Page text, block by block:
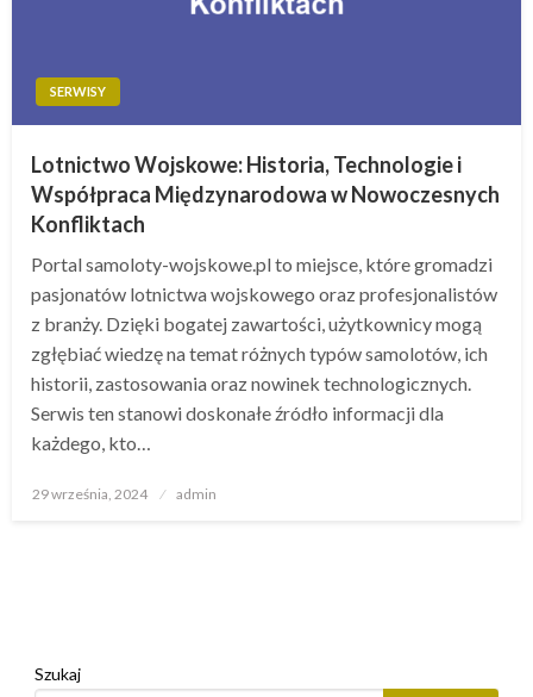
SERWISY
Lotnictwo Wojskowe: Historia, Technologie i
Współpraca Międzynarodowa w Nowoczesnych
Konfliktach
Portal samoloty-wojskowe.pl to miejsce, które gromadzi
pasjonatów lotnictwa wojskowego oraz profesjonalistów
z branży. Dzięki bogatej zawartości, użytkownicy mogą
zgłębiać wiedzę na temat różnych typów samolotów, ich
historii, zastosowania oraz nowinek technologicznych.
Serwis ten stanowi doskonałe źródło informacji dla
każdego, kto…
Opublikowane
29 września, 2024 admin
Szukaj